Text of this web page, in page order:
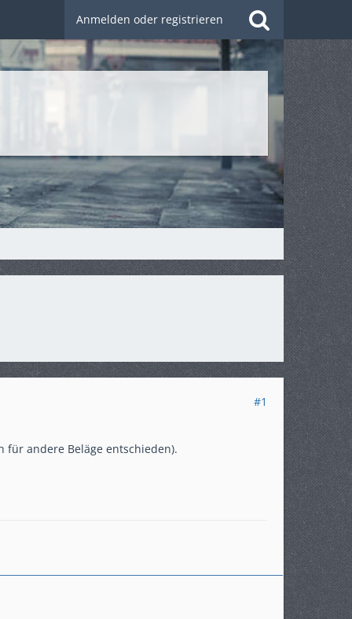
Anmelden oder registrieren
#1
andere Beläge entschieden).